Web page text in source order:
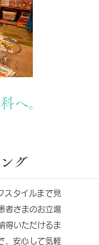
へ。
グ
スタイルまで見
者さまのお立場
得いただけるま
、安心して気軽